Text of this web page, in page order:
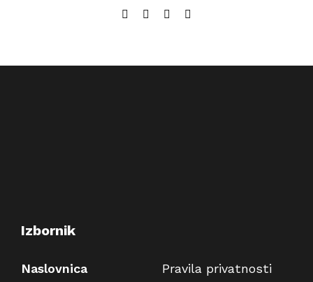
Facebook
TwitterLinkedIn
Izbornik
Naslovnica Pravila privatnosti